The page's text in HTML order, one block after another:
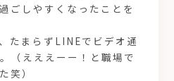
ごしやすくなったことを
たまらずLINEでビデオ通
（えええーー！と職場で
笑）